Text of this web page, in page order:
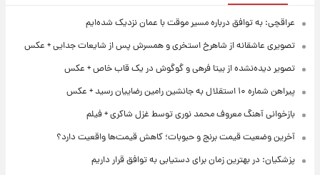
عراقچی: به توافق درباره مسیر موقت با عمان نزدیک شده‌ایم
تصویری عاشقانه از شاهرخ استخری و همسرش پس از شایعات جدایی + عکس
تصویر دیده‌نشده از بیتا فرهی و گوگوش در یک قاب خاص + عکس
پیراهن شماره ۱۰ استقلال به جانشین رامین رضاییان رسید + عکس
بازخوانی آهنگ معروف محمد نوری توسط غزل شاکری + فیلم
آخرین وضعیت قیمت برنج و حبوبات؛ کاهش قیمت‌ها واقعیت دارد؟
پزشکیان: در بهترین زمان برای دستیابی به توافق قرار داریم